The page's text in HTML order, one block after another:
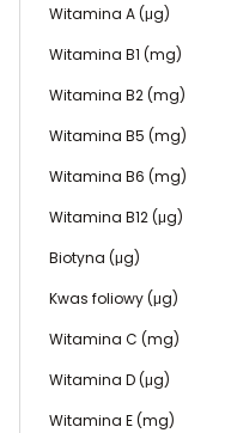
Witamina A (μg)
Witamina B1 (mg)
Witamina B2 (mg)
Witamina B5 (mg)
Witamina B6 (mg)
Witamina B12 (μg)
Biotyna (μg)
Kwas foliowy (μg)
Witamina C (mg)
Witamina D (μg)
Witamina E (mg)